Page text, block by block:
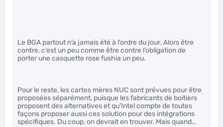
Le BGA partout n’a jamais été à l’ordre du jour. Alors être
contre, c’est un peu comme être contre l’obligation de
porter une casquette rose fushia un peu.
Pour le reste, les cartes mères NUC sont prévues pour être
proposées séparément, puisque les fabricants de boitiers
proposent des alternatives et qu’Intel compte de toutes
façons proposer aussi ces solution pour des intégrations
spécifiques. Du coup, on devrait en trouver. Mais quand…